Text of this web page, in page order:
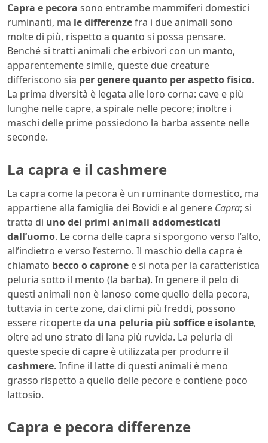
Capra e pecora sono entrambe mammiferi domestici
ruminanti, ma le differenzefra i due animali sono
molte di più, rispetto a quanto si possa pensare.
Benché si tratti animali che erbivori con un manto,
apparentemente simile, queste due creature
differiscono sia per genere quanto per aspetto fisico.
La prima diversità è legata alle loro corna: cave e più
lunghe nelle capre, a spirale nelle pecore; inoltre i
maschi delle prime possiedono la barba assente nelle
seconde.
La capra e il cashmere
La capra come la pecora è un ruminante domestico, ma
appartiene alla famiglia dei Bovidi e al genere Capra; si
tratta di uno dei primi animali addomesticati
dall’uomo. Le corna delle capra si sporgono verso l’alto,
all’indietro e verso l’esterno. Il maschio della capra è
chiamato becco o caprone e si nota per la caratteristica
peluria sotto il mento (la barba). In genere il pelo di
questi animali non è lanoso come quello della pecora,
tuttavia in certe zone, dai climi più freddi, possono
essere ricoperte da una peluria più soffice e isolante,
oltre ad uno strato di lana più ruvida. La peluria di
queste specie di capre è utilizzata per produrre il
cashmere. Infine il latte di questi animali è meno
grasso rispetto a quello delle pecore e contiene poco
lattosio.
Capra e pecora differenze